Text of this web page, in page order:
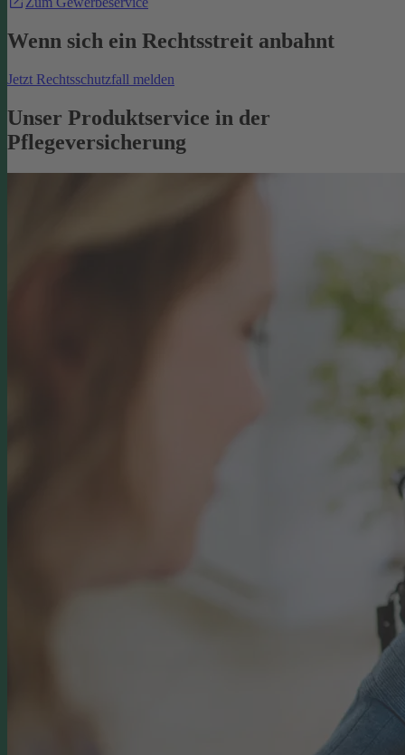
Wenn sich ein Rechtsstreit anbahnt
Jetzt Rechtsschutzfall melden
Unser Produktservice in der
Pflegeversicherung